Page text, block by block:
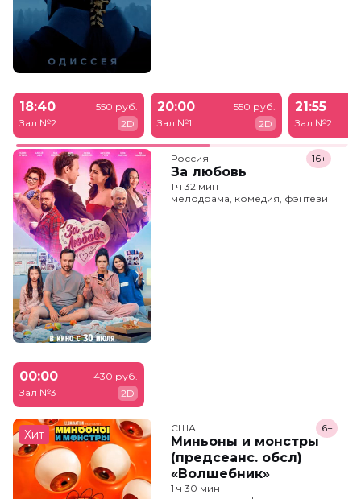
18:40
Зал №2
550 руб.
2D
20:00
Зал №1
550 руб.
2D
21:55
Зал №2
Россия
За любовь
16+
1 ч 32 мин
мелодрама, комедия, фэнтези
00:00
Зал №3
430 руб.
2D
Хит США
Миньоны и монстры
(предсеанс. обсл)
«Волшебник»
6+
1 ч 30 мин